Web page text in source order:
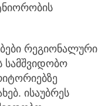
რეგიონალური
სამშვიდობო
ისაუბრეს